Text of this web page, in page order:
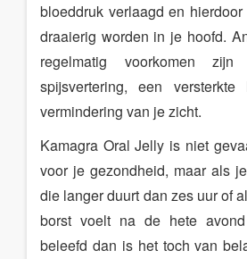
bloeddruk verlaagd en
draaierig worden in je hoofd.
regelmatig voorkomen zijn
spijsvertering, een
vermindering van je zicht.
Kamagra Oral Jelly is niet
voor je gezondheid, maar als
die langer duurt dan zes uur of
borst voelt na de hete
beleefd dan is het toch van